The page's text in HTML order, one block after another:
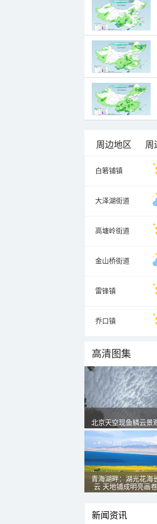
周边地区 周
白箬铺镇
大泽湖街道
高塘岭街道
金山桥街道
雷锋镇
乔口镇
高清图集
北京天空现鱼鳞云景
青海湖畔：湖光花海
云 天地铺成明亮画卷
新闻资讯